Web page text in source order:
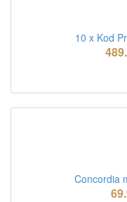
10 x Kod
Concordia